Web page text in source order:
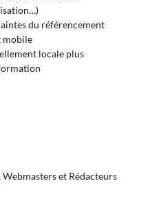
du référencement
mobile
locale plus
et Rédacteurs